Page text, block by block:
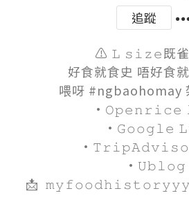
追蹤
⚠️ 𝙻 𝚜𝚒𝚣𝚎既雀
好食就食史 唔好食
喂呀 #ngbaohomay
·𝙾𝚙𝚎𝚗𝚛𝚒𝚌𝚎
·𝙶𝚘𝚘𝚐𝚕𝚎
·𝚄𝚋𝚕𝚘𝚐
📩